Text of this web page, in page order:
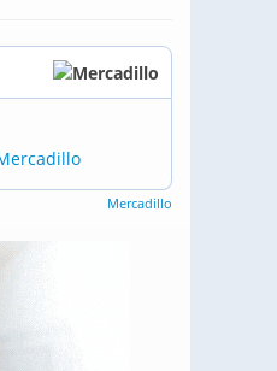
Mercadillo